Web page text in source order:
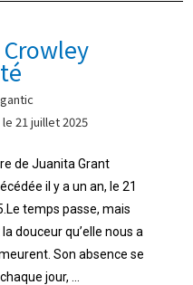
21 juillet 2025
de Juanita Grant
il y a un an, le 21
temps passe, mais
la douceur qu’elle nous a
Son absence se
jour, ...